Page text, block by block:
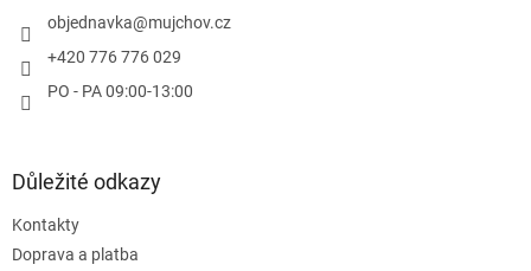
objednavka@mujchov.cz
+420 776 776 029
PO - PA 09:00-13:00
Důležité odkazy
Kontakty
Doprava a platba